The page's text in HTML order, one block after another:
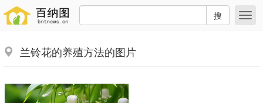
搜
兰铃花的养殖方法的图片